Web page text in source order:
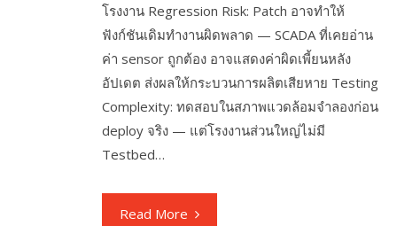
โรงงาน Regression Risk: Patch อาจทำให้
ฟังก์ชันเดิมทำงานผิดพลาด — SCADA ที่เคยอ่าน
ค่า sensor ถูกต้อง อาจแสดงค่าผิดเพี้ยนหลัง
อัปเดต ส่งผลให้กระบวนการผลิตเสียหาย Testing
Complexity: ทดสอบในสภาพแวดล้อมจำลองก่อน
deploy จริง — แต่โรงงานส่วนใหญ่ไม่มี
Testbed…
Read More